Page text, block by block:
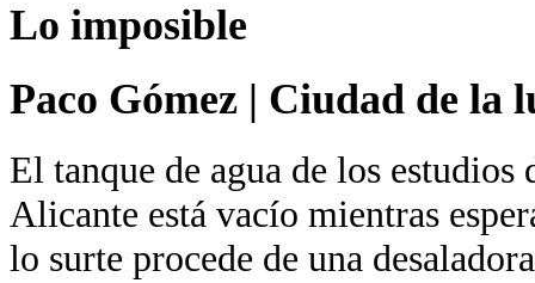
Lo imposible
Paco Gómez | Ciudad de la
El tanque de agua de los
Alicante está vacío mientras
lo surte procede de una